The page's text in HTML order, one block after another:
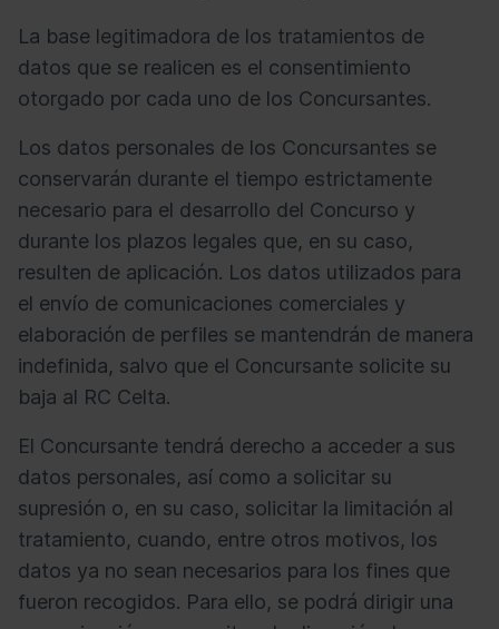
La base legitimadora de los tratamientos de
datos que se realicen es el consentimiento
otorgado por cada uno de los Concursantes.
Los datos personales de los Concursantes se
conservarán durante el tiempo estrictamente
necesario para el desarrollo del Concurso y
durante los plazos legales que, en su caso,
resulten de aplicación. Los datos utilizados para
el envío de comunicaciones comerciales y
elaboración de perfiles se mantendrán de manera
indefinida, salvo que el Concursante solicite su
baja al RC Celta.
El Concursante tendrá derecho a acceder a sus
datos personales, así como a solicitar su
supresión o, en su caso, solicitar la limitación al
tratamiento, cuando, entre otros motivos, los
datos ya no sean necesarios para los fines que
fueron recogidos. Para ello, se podrá dirigir una